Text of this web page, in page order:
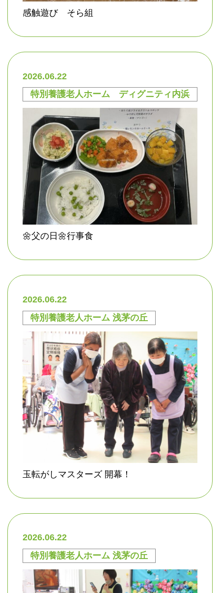
感触遊び そら組
2026.06.22
特別養護老人ホーム ディグニティ内浜
🌼父の日🌼行事食
2026.06.22
特別養護老人ホーム 浅茅の丘
玉転がしマスターズ 開幕！
2026.06.22
特別養護老人ホーム 浅茅の丘